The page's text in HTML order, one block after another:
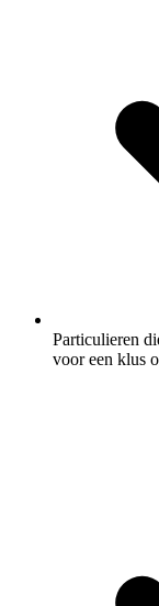
Particulieren
voor een klus